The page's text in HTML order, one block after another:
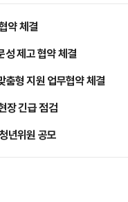
약 체결
성 제고 협약 체결
춤형 지원 업무협약 체결
장 긴급 점검
년위원 공모